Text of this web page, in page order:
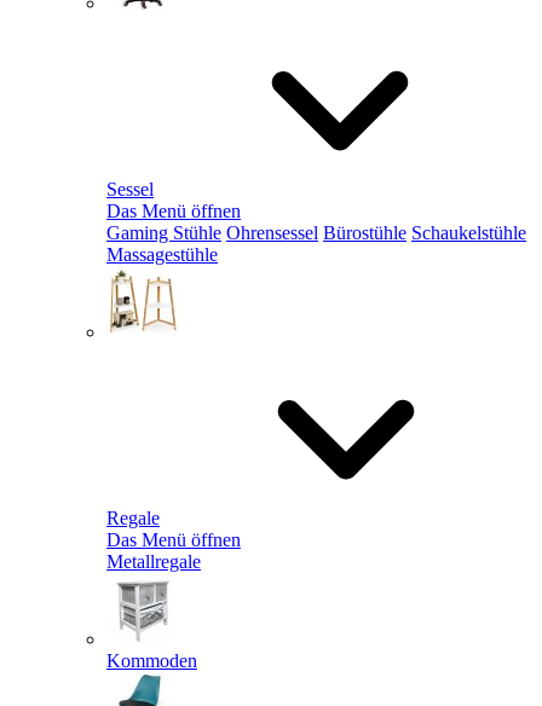
Sessel
Das Menü öffnen
Gaming Stühle Ohrensessel Bürostühle Schaukelstühle
Massagestühle
Regale
Das Menü öffnen
Metallregale
Kommoden